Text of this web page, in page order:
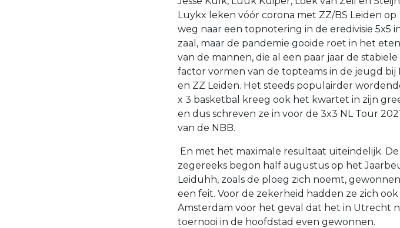
Luykx leken vóór corona met ZZ/BS Leiden op
weg naar een topnotering in de eredivisie 5x5
zaal, maar de pandemie gooide roet in het eten
van de mannen, die al een paar jaar de stabiele
factor vormen van de topteams in de jeugd bij
en ZZ Leiden. Het steeds populairder
x 3 basketbal kreeg ook het kwartet in zijn
en dus schreven ze in voor de 3x3 NL Tour
van de NBB.
En met het maximale resultaat uiteindelijk. De
zegereeks begon half augustus op het
Leiduhh, zoals de ploeg zich noemt,
een feit. Voor de zekerheid hadden ze zich
Amsterdam voor het geval dat het in Utrecht
toernooi in de hoofdstad even gewonnen.